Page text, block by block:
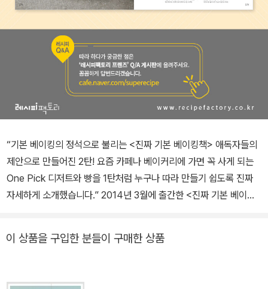
“기본 베이킹의 정석으로 불리는 <진짜 기본 베이킹책> 애독자들의
제안으로 만들어진 2탄! 요즘 카페나 베이커리에 가면 꼭 사게 되는
One Pick 디저트와 빵을 1탄처럼 누구나 따라 만들기 쉽도록 진짜
자세하게 소개했습니다.” 2014년 3월에 출간한 <진짜 기본 베이킹
입문서’, ‘홈베이킹의 정석’이라 불리며 꾸준히 사랑받아 왔습니다. 1
탄은 애독자들의 제안에 따라 기획된 것으로 카페나 베이커리, SNS
이 상품을 구입한 분들이 구매한 상품